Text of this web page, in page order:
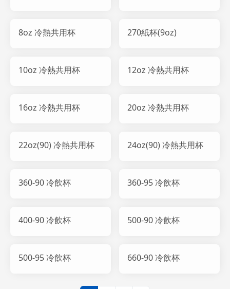
8oz 冷熱共用杯 270紙杯(9oz)
10oz 冷熱共用杯 12oz 冷熱共用杯
16oz 冷熱共用杯 20oz 冷熱共用杯
22oz(90) 冷熱共用杯 24oz(90) 冷熱共用杯
360-90 冷飲杯 360-95 冷飲杯
400-90 冷飲杯 500-90 冷飲杯
500-95 冷飲杯 660-90 冷飲杯